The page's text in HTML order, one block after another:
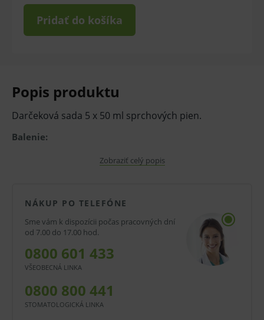
Pridať do košíka
Popis produktu
Darčeková sada 5 x 50 ml sprchových pien.
Balenie:
Bloomy Cactus (50 ml) – svieža ovocná vôňa
Frosty Mint (50 ml) – chladivá a povzbudzujúca
Heaven Shake (50 ml) – jemná, mliečno-
kokosová vôňa
Magic Flower (50 ml) – exotická vôňa
rozkvitnutej záhrady
Sweet Galaxy (50 ml) – sladká, hravá kozmická
Zobraziť celý popis
NÁKUP PO TELEFÓNE
Sme vám k dispozícii počas pracovných dní
od 7.00 do 17.00 hod.
0800 601 433
VŠEOBECNÁ LINKA
0800 800 441
STOMATOLOGICKÁ LINKA